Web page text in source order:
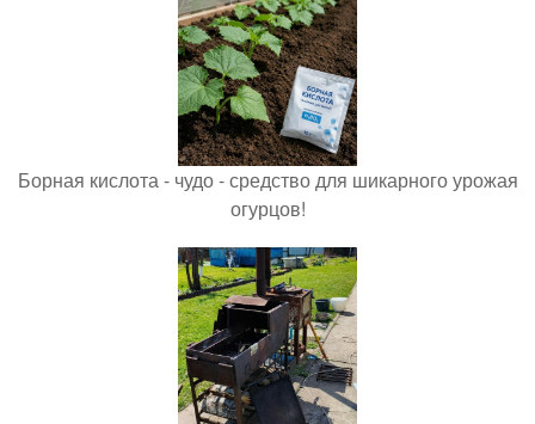
Борная кислота - чудо - средство для шикарного урожая
огурцов!